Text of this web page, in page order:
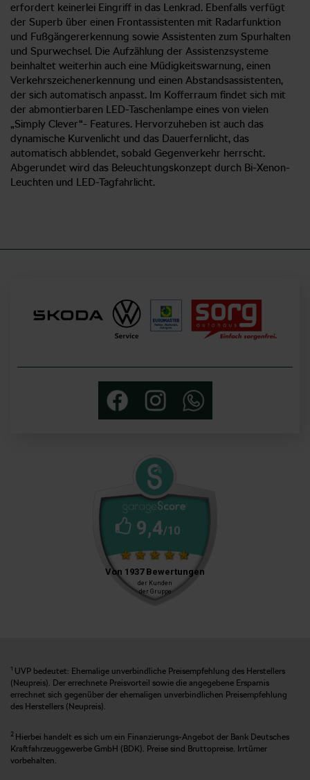
erfordert keinerlei Eingriff in das Lenkrad. Ebenfalls verfügt
der Superb über einen Frontassistenten mit Radarfunktion
und Fußgängererkennung sowie Assistenten zum Spurhalten
und Spurwechsel. Die Aufzählung der Assistenzsysteme
beinhaltet weiterhin auch eine Müdigkeitswarnung, einen
Verkehrszeichenerkennung und einen Abstandsassistenten,
der sich automatisch anpasst. Im Kofferraum findet sich mit
der abmontierbaren LED-Taschenlampe eines von vielen
„Simply Clever“- Features. Hervorzuheben ist auch das
dynamische Kurvenlicht und das Dauerfernlicht, das
automatisch abblendet, sobald Gegenverkehr herrscht.
Abgerundet wird das Beleuchtungskonzept durch Bi-Xenon-
Leuchten und LED-Tagfahrlicht.
1 UVP bedeutet: Ehemalige unverbindliche Preisempfehlung des Herstellers
(Neupreis). Der errechnete Preisvorteil sowie die angegebene Ersparnis
errechnet sich gegenüber der ehemaligen unverbindlichen Preisempfehlung
des Herstellers (Neupreis).
2 Hierbei handelt es sich um ein Finanzierungs-Angebot der Bank Deutsches
Kraftfahrzeuggewerbe GmbH (BDK). Preise sind Bruttopreise. Irrtümer
vorbehalten.